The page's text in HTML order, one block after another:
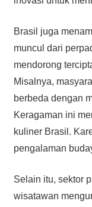
Brasil juga
muncul dari
mendorong
Misalnya,
berbeda dengan
Keragaman ini
kuliner Brasil.
pengalaman
Selain itu, sektor
wisatawan